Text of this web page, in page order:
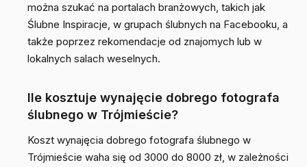
można szukać na portalach branżowych, takich jak
Ślubne Inspiracje, w grupach ślubnych na Facebooku, a
także poprzez rekomendacje od znajomych lub w
lokalnych salach weselnych.
Ile kosztuje wynajęcie dobrego fotografa
ślubnego w Trójmieście?
Koszt wynajęcia dobrego fotografa ślubnego w
Trójmieście waha się od 3000 do 8000 zł, w zależności